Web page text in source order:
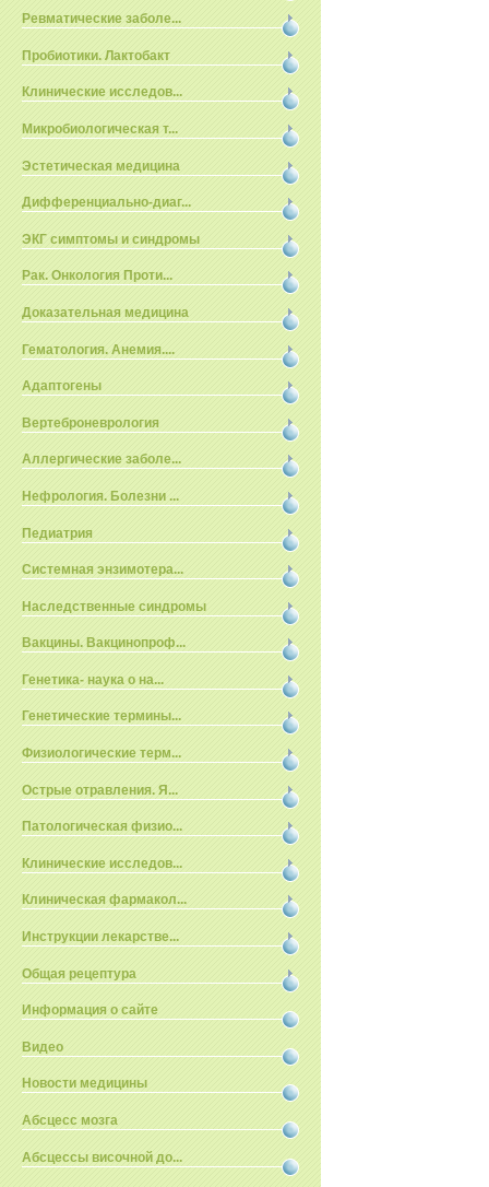
Ревматические заболе...
Пробиотики. Лактобакт
Клинические исследов...
Микробиологическая т...
Эстетическая медицина
Дифференциально-диаг...
ЭКГ симптомы и синдромы
Рак. Онкология Проти...
Доказательная медицина
Гематология. Анемия....
Адаптогены
Вертеброневрология
Аллергические заболе...
Нефрология. Болезни ...
Педиатрия
Системная энзимотера...
Наследственные синдромы
Вакцины. Вакцинопроф...
Генетика- наука о на...
Генетические термины...
Физиологические терм...
Острые отравления. Я...
Патологическая физио...
Клинические исследов...
Клиническая фармакол...
Инструкции лекарстве...
Общая рецептура
Информация о сайте
Видео
Новости медицины
Абсцесс мозга
Абсцессы височной до...